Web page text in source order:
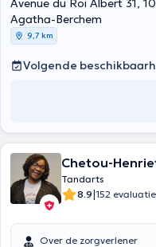
Avenue du Roi Albert 31,
Agatha-Berchem
9,7 km
Volgende
Chetou-
Tandarts
8.9|152
Over de zorgverlener